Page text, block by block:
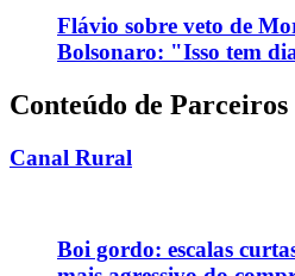
Flávio sobre veto de
Bolsonaro: "Isso tem
Conteúdo de Parceiros
Canal Rural
Boi gordo: escalas